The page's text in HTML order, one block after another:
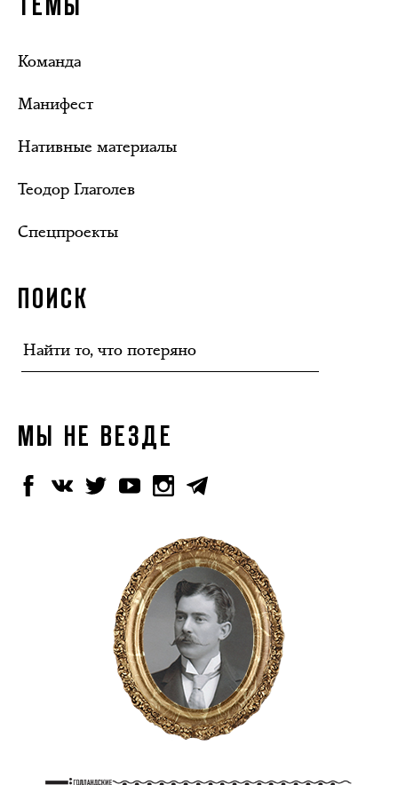
ТЕМЫ
Команда
Манифест
Нативные материалы
Теодор Глаголев
Спецпроекты
ПОИСК
МЫ НЕ ВЕЗДЕ